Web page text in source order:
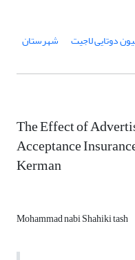
دوتایی لاجیت شهرستان
The Effect of
Acceptance
Kerman
Mohammad nabi Shahiki tash